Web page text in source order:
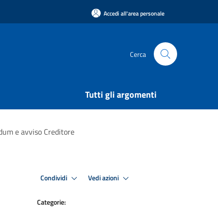
Accedi all'area personale
Cerca
Tutti gli argomenti
e avviso Creditore
Condividi Vedi azioni
Categorie: